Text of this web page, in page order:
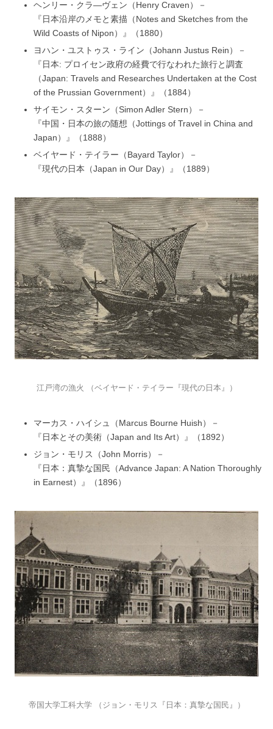
ヘンリー・クラ―ヴェン（Henry Craven）－
『日本沿岸のメモと素描（Notes and Sketches from the
Wild Coasts of Nipon）』（1880）
ヨハン・ユストゥス・ライン（Johann Justus Rein）－
『日本: プロイセン政府の経費で行なわれた旅行と調査
（Japan: Travels and Researches Undertaken at the Cost
of the Prussian Government）』（1884）
サイモン・スターン（Simon Adler Stern）－
『中国・日本の旅の随想（Jottings of Travel in China and
Japan）』（1888）
ベイヤード・テイラー（Bayard Taylor）－
『現代の日本（Japan in Our Day）』（1889）
江戸湾の漁火 （ベイヤード・テイラー『現代の日本』）
マーカス・ハイシュ（Marcus Bourne Huish）－
『日本とその美術（Japan and Its Art）』（1892）
ジョン・モリス（John Morris）－
『日本：真摯な国民（Advance Japan: A Nation Thoroughly
in Earnest）』（1896）
帝国大学工科大学 （ジョン・モリス『日本：真摯な国民』）